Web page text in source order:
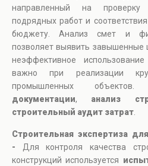
направленный на проверку
подрядных работ и
бюджету. Анализ смет и
позволяет выявить завышенные
неэффективное
важно при реализации
промышленных
документации, анализ
строительный аудит затрат
Строительная экспертиза
- Для контроля качества
конструкций используется